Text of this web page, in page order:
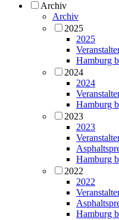
Archiv
Archiv
2025
2025
Hamburg
2024
2024
Hamburg
2023
2023
Hamburg
2022
2022
Hamburg